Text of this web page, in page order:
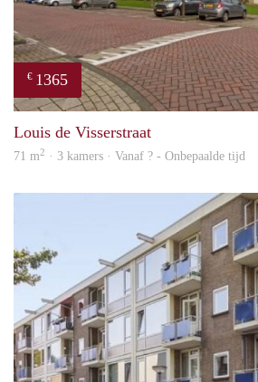
€ 1365
Louis de Visserstraat
71 m2 · 3 kamers · Vanaf ? - Onbepaalde tijd